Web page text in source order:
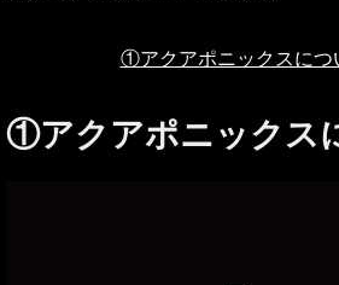
①アクアポニックスにつ
①アクアポニックス